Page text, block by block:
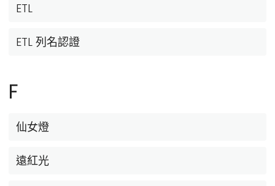
ETL
ETL 列名認證
F
仙女燈
遠紅光